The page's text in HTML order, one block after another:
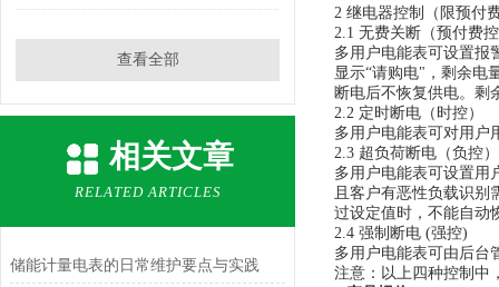
查看全部
相关文章
RELATED ARTICLES
储能计量电表的日常维护要点与实践
2 继电器控制（限预付
2.1 无费关断（预付费
多用户电能表可设置报
显示“请购电"，剩余电
断电后不恢复供电。剩
2.2 定时断电（时控）
多用户电能表可对用户
2.3 超负荷断电（负控）
多用户电能表可设置用
且客户有恶性负载识
过设定值时，不能自动
2.4 强制断电 (强控)
多用户电能表可由后台
注意：以上四种控制中